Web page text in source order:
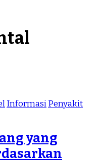
InformasiPenyakit
yang